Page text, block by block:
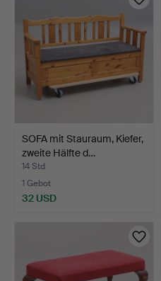
SOFA mit Stauraum, Kiefer,
zweite Hälfte d…
14 Std
1 Gebot
32 USD